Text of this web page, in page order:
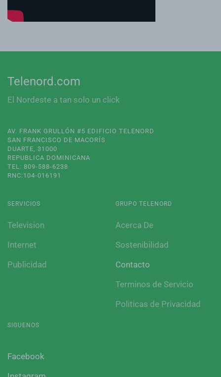
Telenord.com
El Nordeste a tan solo un click
AV. FRANK GRULLÓN #5 EDIFICIO TELENORD
SAN FRANCISCO DE MACORÍS
DUARTE, 31000
REPUBLICA DOMINICANA
TEL: 809-588-6238
RNC:104-016191
SERVICIOS
Television
Internet
Publicidad
GRUPO TELENORD
Acerca De
Sostenibilidad
Contacto
Terminos de Servicio
Politicas de Privacidad
SIGUENOS
Facebook